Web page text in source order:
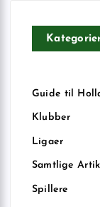
Guide til
Klubber
Ligaer
Samtlige
Spillere